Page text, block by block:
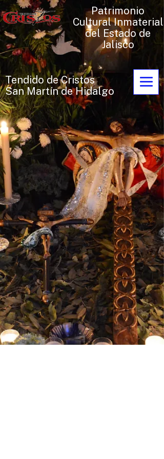
Patrimonio
Cultural Inmaterial
del Estado de
Jalisco
Tendido de Cristos
San Martín de Hidalgo